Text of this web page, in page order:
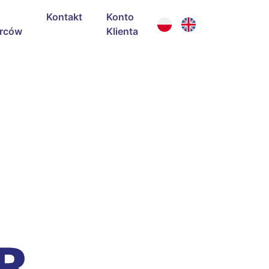
Kontakt
Konto
Klienta